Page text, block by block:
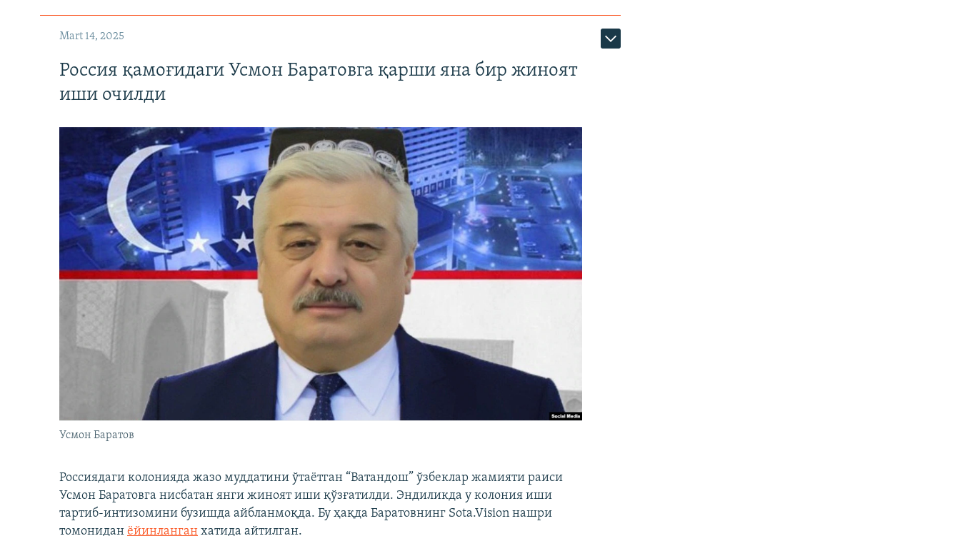
Mart 14, 2025
Россия қамоғидаги Усмон Баратовга қарши яна бир жиноят
иши очилди
Усмон Баратов
Россиядаги колонияда жазо муддатини ўтаётган “Ватандош” ўзбеклар жамияти раиси
Усмон Баратовга нисбатан янги жиноят иши қўзғатилди. Эндиликда у колония иши
тартиб-интизомини бузишда айбланмоқда. Бу ҳақда Баратовнинг Sota.Vision нашри
томонидан ёйинланган хатида айтилган.